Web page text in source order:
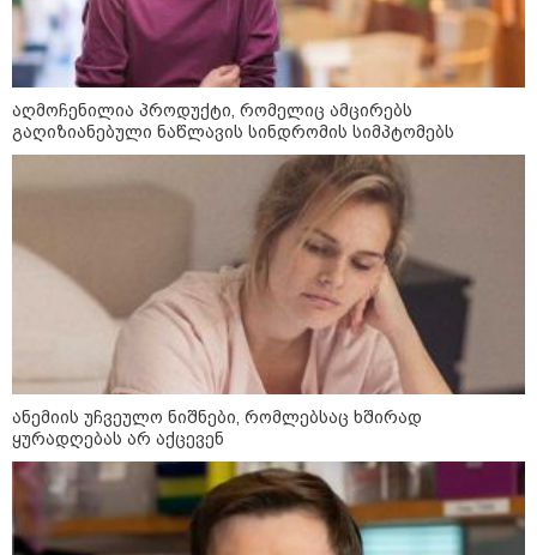
რუსებმა ხარკოვს და ოდესას
დაარტყეს, არიან დაღუპულები
და დაშავებულები - რა
ინფორმაციას ავრცელებს
ხარკოვის მერი?
10:02 / 09-08-2026
"ქართული ოცნება” ხელს
უწყობს ირანული
ტერორისტული ქსელების
უკანონო გაფართოებას, თუმცა
მაინც ამერიკას უყენებს
მოთხოვნებს?" - ჯო უილსონი
კატეგორიის ყველა სიახლე
ოკუპირებული ცხინვალის ე.წ.
საგარეო უწყება - საქართველოს
აღმოჩენილია პროდუქტი, რომელიც ამცირებს
გაღიზიანებული ნაწლავის სინდრომის სიმპტომებს
ანემიის უჩვეულო ნიშნები, რომლებსაც ხშირად
ყურადღებას არ აქცევენ